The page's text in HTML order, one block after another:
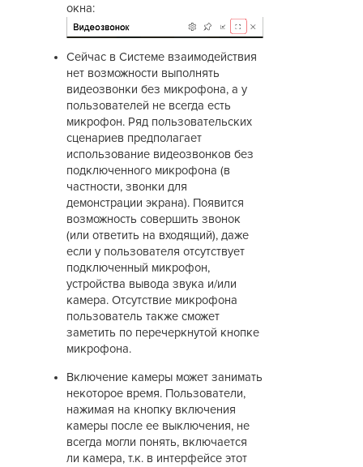
окна:
Сейчас в Системе взаимодействия
нет возможности выполнять
видеозвонки без микрофона, а у
пользователей не всегда есть
микрофон. Ряд пользовательских
сценариев предполагает
использование видеозвонков без
подключенного микрофона (в
частности, звонки для
демонстрации экрана). Появится
возможность совершить звонок
(или ответить на входящий), даже
если у пользователя отсутствует
подключенный микрофон,
устройства вывода звука и/или
камера. Отсутствие микрофона
пользователь также сможет
заметить по перечеркнутой кнопке
микрофона.
Включение камеры может занимать
некоторое время. Пользователи,
нажимая на кнопку включения
камеры после ее выключения, не
всегда могли понять, включается
ли камера, т.к. в интерфейсе этот